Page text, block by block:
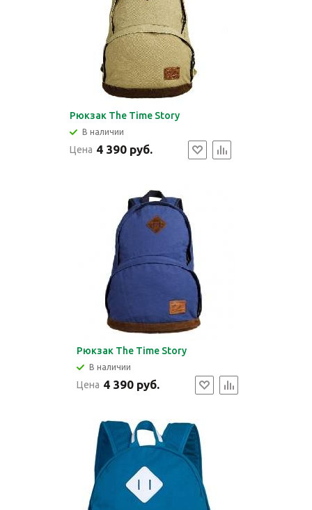
Рюкзак The Time Story
В наличии
Цена 4 390 руб.
Рюкзак The Time Story
В наличии
Цена 4 390 руб.